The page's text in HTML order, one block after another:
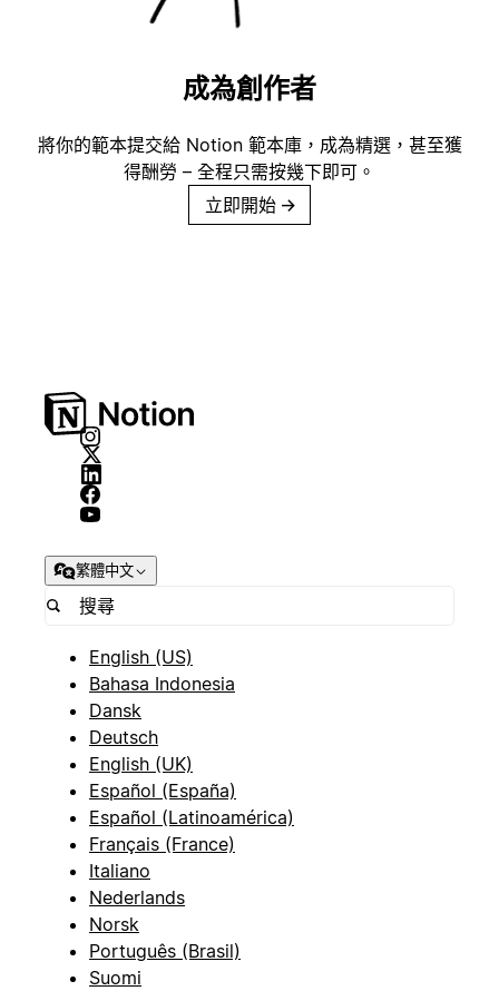
成為創作者
將你的範本提交給 Notion 範本庫，成為精選，甚至獲
得酬勞 – 全程只需按幾下即可。
立即開始 →
繁體中文
English (US)
Bahasa Indonesia
Dansk
Deutsch
English (UK)
Español (España)
Español (Latinoamérica)
Français (France)
Italiano
Nederlands
Norsk
Português (Brasil)
Suomi